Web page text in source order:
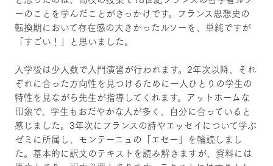
ーのことを学んだことがきっかけです。フランス思想史の
転換期において存在感の大きかったルソーを、単純ですが
「すごい！」と思いました。
入学後は少人数で入門演習が行われます。2年次以降、それ
ぞれに合った方向性を見つけるために一人ひとりの学生の
特性を見ながら先生が指導してくれます。アットホームな
印象で、学生もおだやかな人が多く、自分に合っていると
感じました。3年次にフランスの詩やエッセイについて学ぶ
ゼミに所属し、モンテーニュの「エセー」を輪読しまし
た。基本的に訳文のテキストを読み解きますが、資料には